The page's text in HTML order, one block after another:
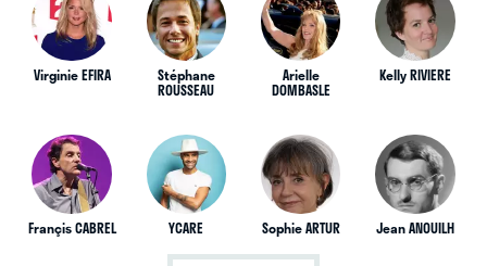
Virginie EFIRA Stéphane
ROUSSEAU
Arielle
DOMBASLE
Kelly RIVIERE
Françis CABREL YCARE Sophie ARTUR Jean ANOUILH